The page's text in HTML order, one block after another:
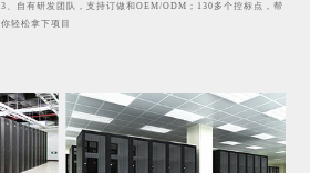
3、自有研发团队，支持订做和OEM/ODM；130多个控标点，帮
你轻松拿下项目